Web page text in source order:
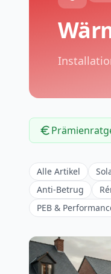
Alle Artikel
Anti-Betrug
PEB &